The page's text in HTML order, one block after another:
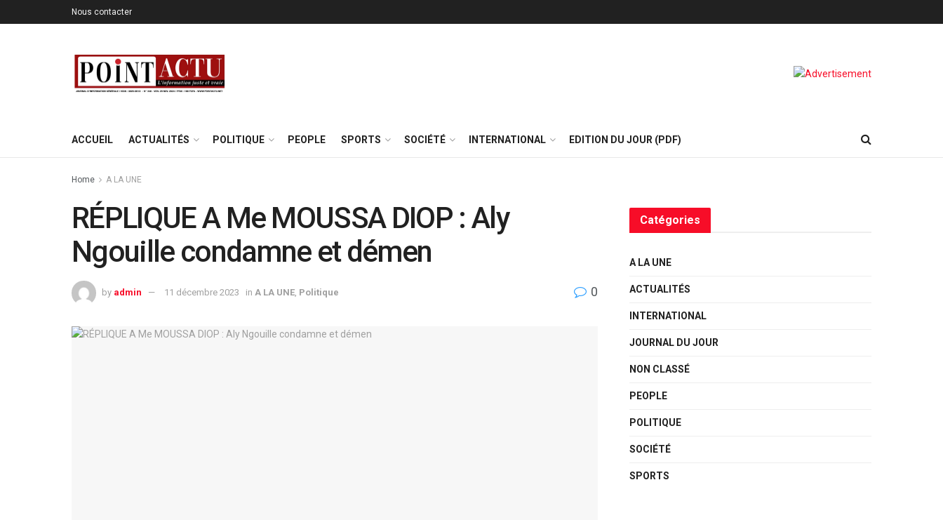
Nous contacter
ACCUEIL ACTUALITÉS POLITIQUE PEOPLE SPORTS SOCIÉTÉ INTERNATIONAL EDITION DU JOUR (PDF)
Home A LA UNE
RÉPLIQUE A Me MOUSSA DIOP : Aly
Ngouille condamne et démen
by admin 11 décembre 2023 in A LA UNE Politique 0
Catégories
A LA UNE
ACTUALITÉS
INTERNATIONAL
JOURNAL DU JOUR
NON CLASSÉ
PEOPLE
POLITIQUE
SOCIÉTÉ
SPORTS